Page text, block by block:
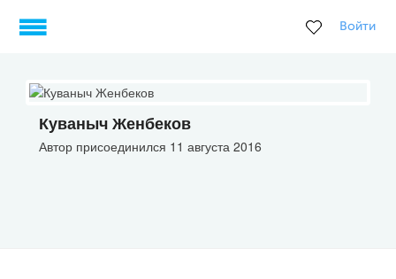
Войти
Куваныч Женбеков
Автор присоединился 11 августа 2016